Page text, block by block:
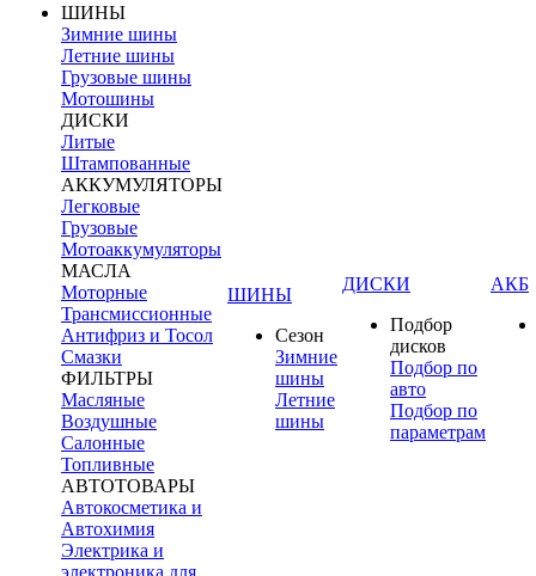
ШИНЫ
Зимние шины
Летние шины
Грузовые шины
Мотошины
ДИСКИ
Литые
Штампованные
АККУМУЛЯТОРЫ
Легковые
Грузовые
Мотоаккумуляторы
МАСЛА
Моторные
Трансмиссионные
Антифриз и Тосол
Смазки
ФИЛЬТРЫ
Масляные
Воздушные
Салонные
Топливные
АВТОТОВАРЫ
Автокосметика и
Автохимия
Электрика и
электроника для
ШИНЫ
Сезон
Зимние
шины
Летние
шины
ДИСКИ
Подбор
дисков
Подбор по
авто
Подбор по
параметрам
АКБ